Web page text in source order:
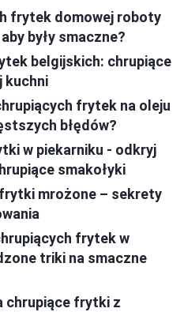
frytek domowej roboty
były smaczne?
belgijskich: chrupiące
kuchni
frytek na oleju
błędów?
w piekarniku - odkryj
smakołyki
mrożone – sekrety
frytek w
triki na smaczne
chrupiące frytki z